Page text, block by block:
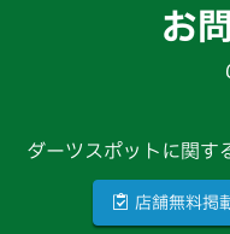
お
ダーツスポットに関す
店舗無料掲